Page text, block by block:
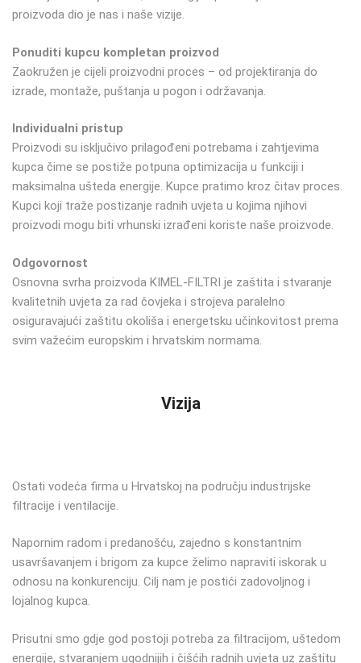
proizvoda dio je nas i naše vizije.
Ponuditi kupcu kompletan proizvod
Zaokružen je cijeli proizvodni proces – od projektiranja do
izrade, montaže, puštanja u pogon i održavanja.
Individualni pristup
Proizvodi su isključivo prilagođeni potrebama i zahtjevima
kupca čime se postiže potpuna optimizacija u funkciji i
maksimalna ušteda energije. Kupce pratimo kroz čitav proces.
Kupci koji traže postizanje radnih uvjeta u kojima njihovi
proizvodi mogu biti vrhunski izrađeni koriste naše proizvode.
Odgovornost
Osnovna svrha proizvoda KIMEL-FILTRI je zaštita i stvaranje
kvalitetnih uvjeta za rad čovjeka i strojeva paralelno
osiguravajući zaštitu okoliša i energetsku učinkovitost prema
svim važećim europskim i hrvatskim normama.
Vizija
Ostati vodeća firma u Hrvatskoj na području industrijske
filtracije i ventilacije.
Napornim radom i predanošću, zajedno s konstantnim
usavršavanjem i brigom za kupce želimo napraviti iskorak u
odnosu na konkurenciju. Cilj nam je postići zadovoljnog i
lojalnog kupca.
Prisutni smo gdje god postoji potreba za filtracijom, uštedom
energije, stvaranjem ugodnijih i čišćih radnih uvjeta uz zaštitu